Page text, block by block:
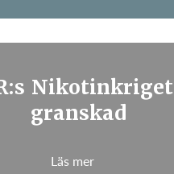
Nikotinkriget
granskad
Läs mer